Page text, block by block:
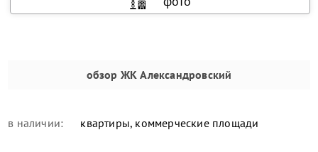
обзор ЖК Александровский
в наличии: квартиры, коммерческие площади